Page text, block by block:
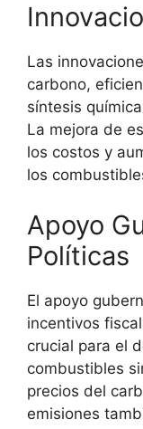
Las
carbono,
síntesis
La mejora de
los costos y
los
Apoyo
Políticas
El apoyo
incentivos
crucial para el
combustibles
precios del
emisiones